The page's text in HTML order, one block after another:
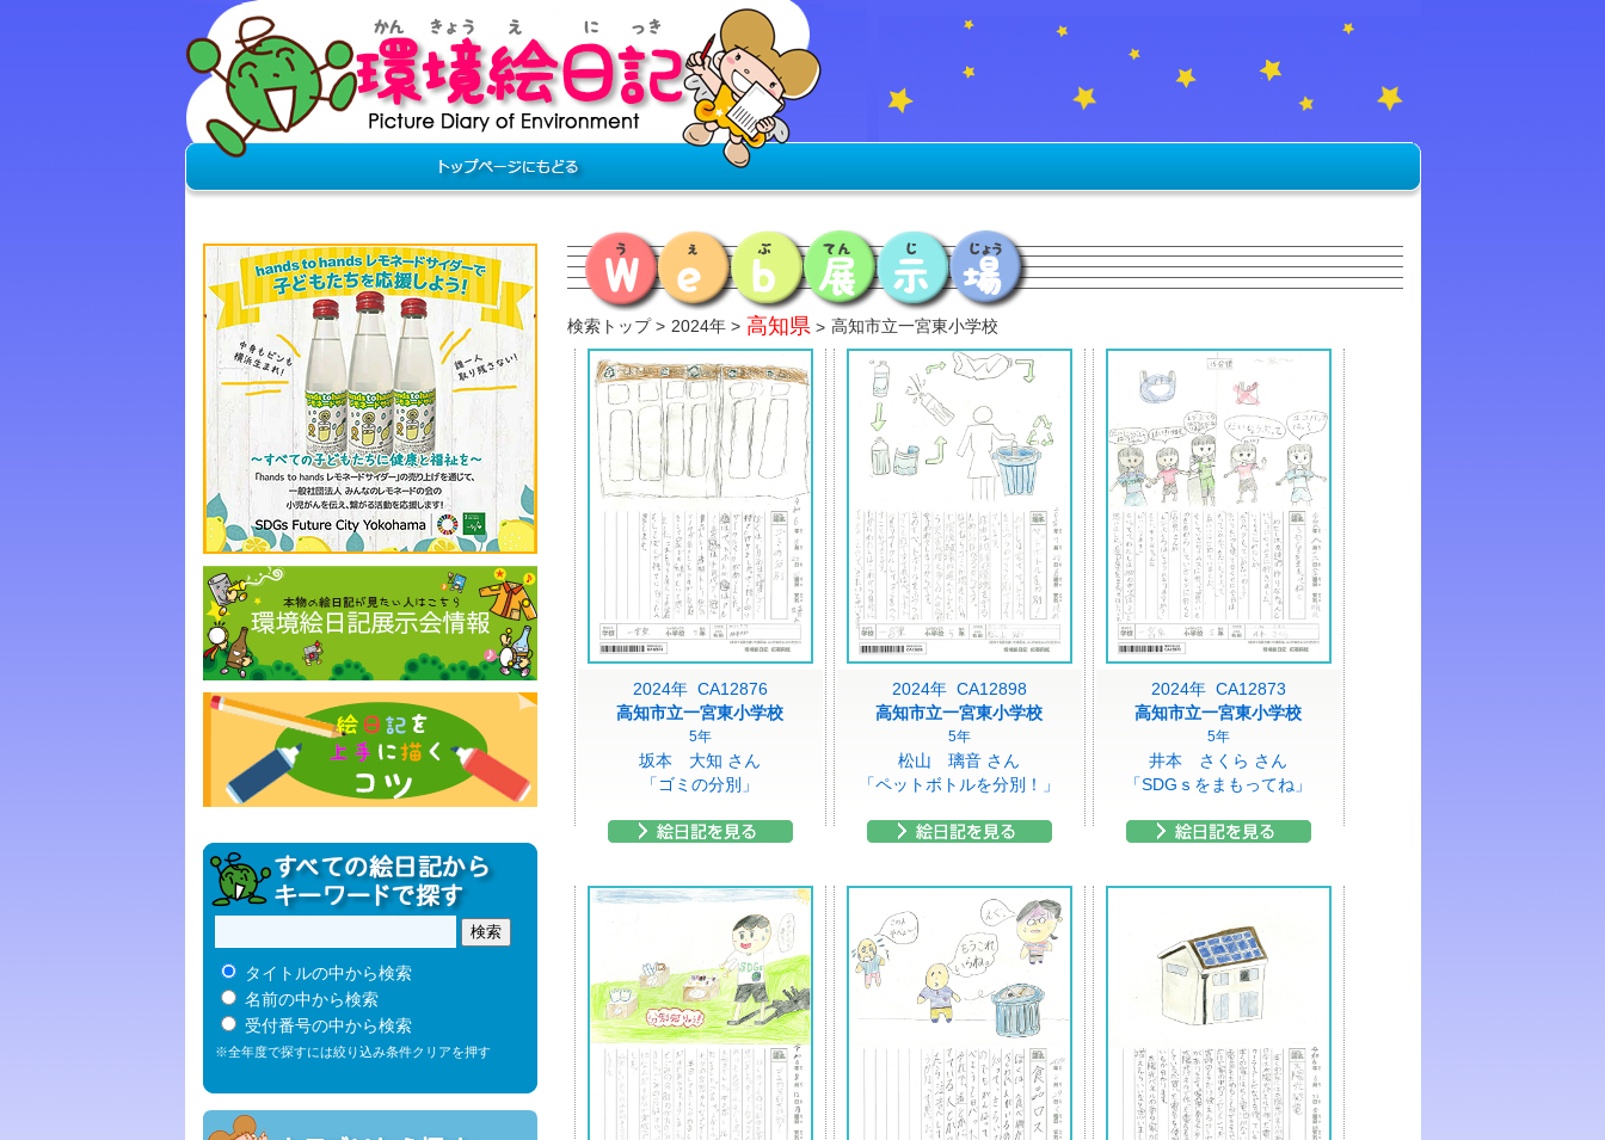
検索トップ 2024年 高知県 高知市立一宮東小学校
2024年 CA12876
高知市立一宮東小学校
5年
坂本 大知 さん
「ゴミの分別」
2024年 CA12898
高知市立一宮東小学校
5年
松山 璃音 さん
「ペットボトルを分別！」
2024年 CA12873
高知市立一宮東小学校
5年
井本 さくら さん
「SDGｓをまもってね」
タイトルの中から検索
名前の中から検索
受付番号の中から検索
※全年度で探すには絞り込み条件クリアを押す